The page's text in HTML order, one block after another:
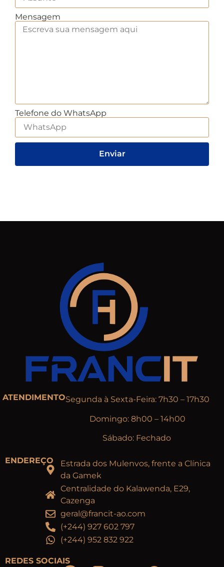
Mensagem
Telefone do WhatsApp
Enviar
ATENDIMENTOSegunda à Sexta-Feira: 7h30 – 17h30
Domingo: 8h00 – 14h00
Sábado: Fechado
ENDEREÇO
Estrada dos Mulenvos, frente a Clínica
da Gamek
Centralidade do Kalawenda, E29,
Cazenga
geral@francit-ao.com
(+244) 927 602 797
(+244) 952 832 922
REDES SOCIAIS